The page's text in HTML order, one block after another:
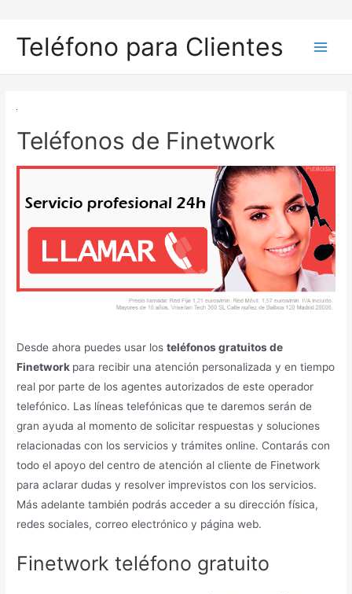
contenido
Teléfono para Clientes
Teléfonos de Finetwork
Desde ahora puedes usar losteléfonos gratuitos de
Finetwork para recibir una atención personalizada y en tiempo
real por parte de los agentes autorizados de este operador
telefónico. Las líneas telefónicas que te daremos serán de
gran ayuda al momento de solicitar respuestas y soluciones
relacionadas con los servicios y trámites online. Contarás con
todo el apoyo del centro de atención al cliente de Finetwork
para aclarar dudas y resolver imprevistos con los servicios.
Más adelante también podrás acceder a su dirección física,
redes sociales, correo electrónico y página web.
Finetwork teléfono gratuito